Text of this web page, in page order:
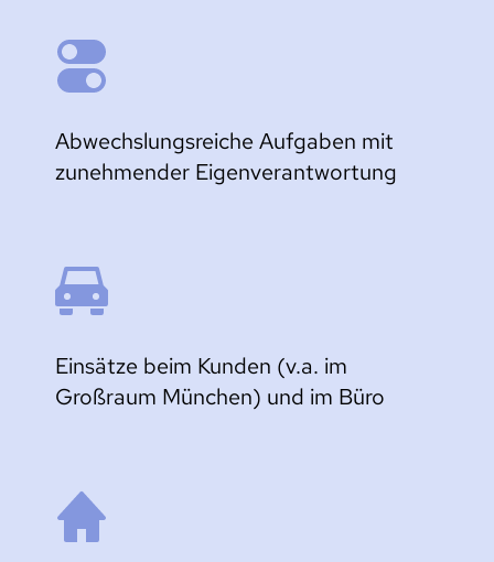
Abwechslungsreiche Aufgaben mit
zunehmender Eigenverantwortung
Einsätze beim Kunden (v.a. im
Großraum München) und im Büro